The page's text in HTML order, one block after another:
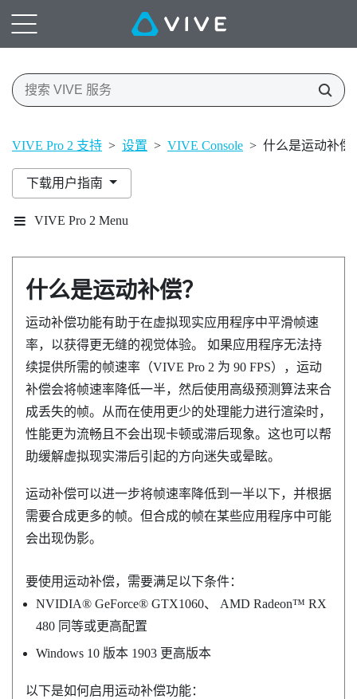
VIVE Pro 2 支持 > 设置 > VIVE Console > 什么是运动补偿
下载用户指南
VIVE Pro 2 Menu
什么是运动补偿？
运动补偿功能有助于在虚拟现实应用程序中平滑帧速
率，以获得更无缝的视觉体验。 如果应用程序无法持
续提供所需的帧速率（VIVE Pro 2 为 90 FPS），运动
补偿会将帧速率降低一半，然后使用高级预测算法来合
成丢失的帧。从而在使用更少的处理能力进行渲染时，
性能更为流畅且不会出现卡顿或滞后现象。这也可以帮
助缓解虚拟现实滞后引起的方向迷失或晕眩。
运动补偿可以进一步将帧速率降低到一半以下，并根据
需要合成更多的帧。但合成的帧在某些应用程序中可能
会出现伪影。
要使用运动补偿，需要满足以下条件：
NVIDIA® GeForce®GTX1060、 AMD Radeon™ RX
480 同等或更高配置
Windows10 版本 1903 更高版本
以下是如何启用运动补偿功能：